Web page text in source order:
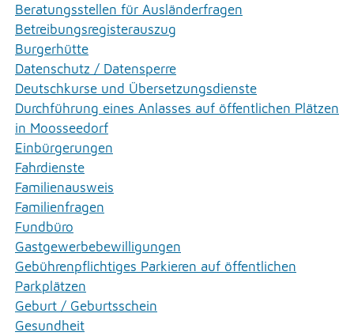
Beratungsstellen für Ausländerfragen
Betreibungsregisterauszug
Burgerhütte
Datenschutz / Datensperre
Deutschkurse und Übersetzungsdienste
Durchführung eines Anlasses auf öffentlichen Plätzen
in Moosseedorf
Einbürgerungen
Fahrdienste
Familienausweis
Familienfragen
Fundbüro
Gastgewerbebewilligungen
Gebührenpflichtiges Parkieren auf öffentlichen
Parkplätzen
Geburt / Geburtsschein
Gesundheit